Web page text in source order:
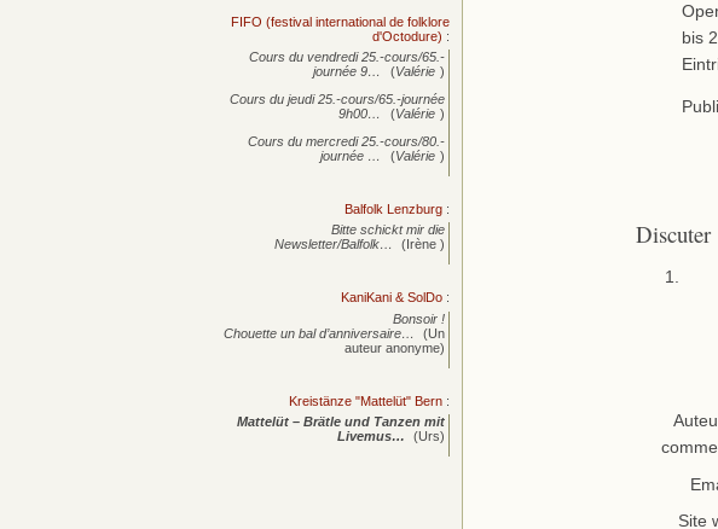
bis
Discuter
Site
FIFO (festival international de folklore
d'Octodure) :
Cours du vendredi 25.-cours/65.-
journée 9… (Valérie )
Cours du jeudi 25.-cours/65.-journée
9h00…
(Valérie )
Cours du mercredi 25.-cours/80.-
journée … (Valérie )
Balfolk Lenzburg :
Bitte schickt mir die
Newsletter/Balfolk…
(Irène )
KaniKani & SolDo :
Bonsoir !
Chouette un bal d’anniversaire…
(Un
auteur anonyme)
Kreistänze "Mattelüt" Bern :
Mattelüt – Brätle und Tanzen mit
Livemus…
(Urs)